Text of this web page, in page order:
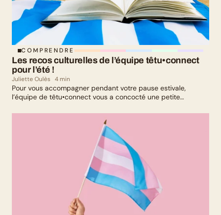
COMPRENDRE
Les recos culturelles de l’équipe têtu•connect
pour l’été !
Juliette Oulès 4 min
Pour vous accompagner pendant votre pause estivale,
l’équipe de têtu•connect vous a concocté une petite
culturelle : il y en a pour tous les goûts !